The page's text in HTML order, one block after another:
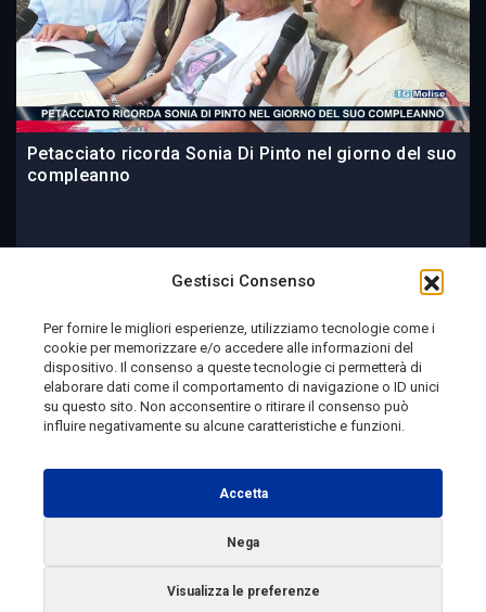
Gestisci Consenso
Per fornire le migliori esperienze, utilizziamo tecnologie come i
cookie per memorizzare e/o accedere alle informazioni del
dispositivo. Il consenso a queste tecnologie ci permetterà di
elaborare dati come il comportamento di navigazione o ID unici
su questo sito. Non acconsentire o ritirare il consenso può
influire negativamente su alcune caratteristiche e funzioni.
Accetta
Nega
Visualizza le preferenze
Petacciato ricorda Sonia Di Pinto nel giorno del suo
compleanno
Telemolise - reg. Tribunale di Campobasso n. 133 del
10/08/1982 - Direttore Responsabile:MANUELA
PETESCIA
Campobasso n. 224 del 4/5/1996 - Direttore Responsabile:
Radio Tele Molise s.r.l. - P.IVA 00213640709